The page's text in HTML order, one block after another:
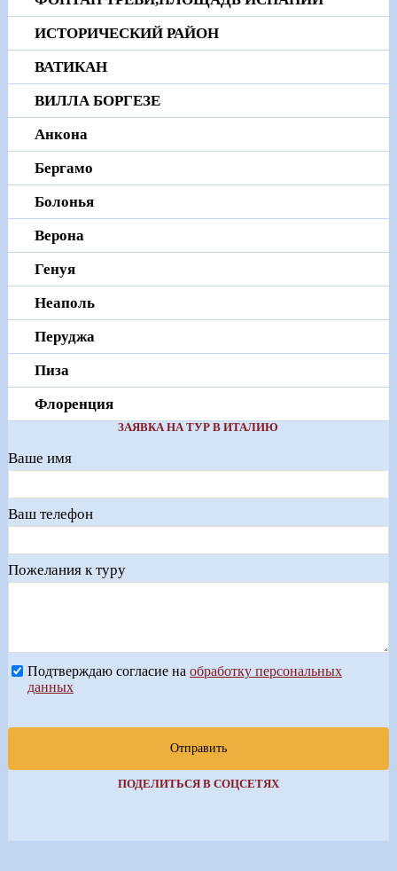
ИСТОРИЧЕСКИЙ РАЙОН
ВАТИКАН
ВИЛЛА БОРГЕЗЕ
Анкона
Бергамо
Болонья
Верона
Генуя
Неаполь
Перуджа
Пиза
Флоренция
ЗАЯВКА НА ТУР В ИТАЛИЮ
Ваше имя
Ваш телефон
Пожелания к туру
Подтверждаю согласие на обработку персональных
данных
Отправить
ПОДЕЛИТЬСЯ В СОЦСЕТЯХ